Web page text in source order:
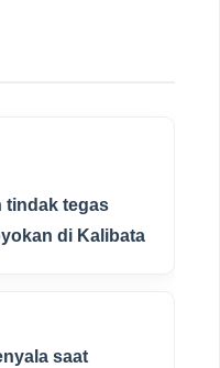
tindak tegas
di Kalibata
saat